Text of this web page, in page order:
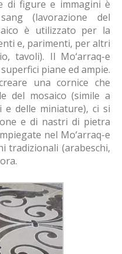
di figure e immagini è
(lavorazione del
è utilizzato per la
e, parimenti, per altri
tavoli). Il Mo‘arraq-e
piane ed ampie.
una cornice che
del mosaico (simile a
e delle miniature), ci si
e di nastri di pietra
nel Mo‘arraq-e
tradizionali (arabeschi,